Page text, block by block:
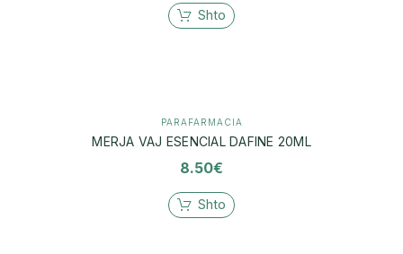
Shto
PARAFARMACIA
MERJA VAJ ESENCIAL DAFINE 20ML
8.50€
Shto